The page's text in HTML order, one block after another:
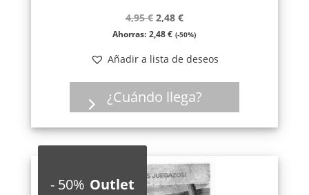
4,95€ El
precio
era:
4,95 €.
2,48 €El
precio
es:
2,48 €.
Ahorras: 2,48€ (-50%)
Añadir a lista de deseos
¿Cuándo llega?
-50% Outlet